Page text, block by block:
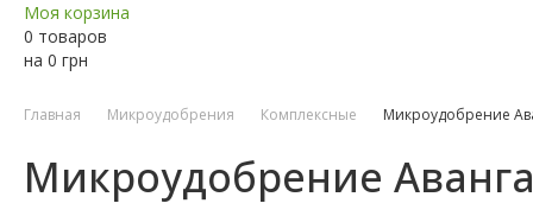
Моя корзина
0 товаров
на 0 грн
Главная Микроудобрения Комплексные Микроудобрение
Микроудобрение